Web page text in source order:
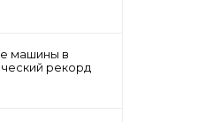
машины в
рекорд